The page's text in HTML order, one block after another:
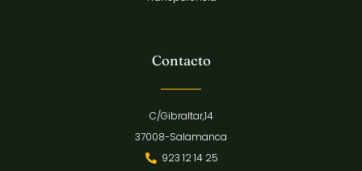
Contacto
C/Gibraltar,14
37008-Salamanca
923 12 14 25